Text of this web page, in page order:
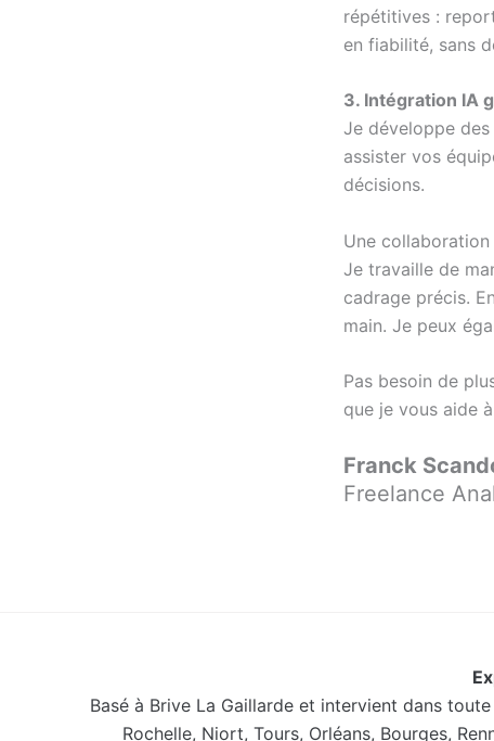
répétitives :
en fiabilité, sans
3. Intégration IA
Je développe
assister vos
décisions.
Une
Je travaille de
cadrage précis.
main. Je peux
Pas besoin de
que je vous aide
Franck
Freelance
Basé à Brive La Gaillarde et intervient dans
Rochelle, Niort, Tours, Orléans, Bourges,